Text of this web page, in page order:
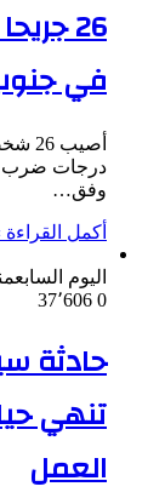
26
في
درجات ضرب
وفق…
أكمل القراءة
اليوم السابع
0
حادثة
تنهي
العمل